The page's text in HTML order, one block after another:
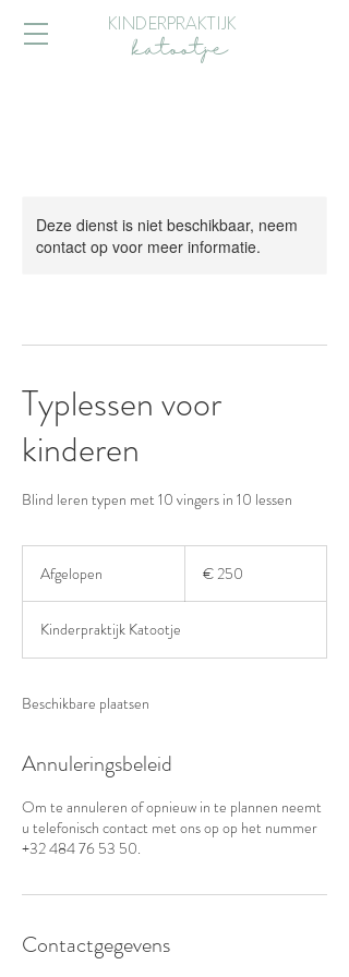
KINDERPRAKTIJK
katootje
Deze dienst is niet beschikbaar, neem
contact op voor meer informatie.
Typlessen voor
kinderen
Blind leren typen met 10 vingers in 10 lessen
Afgelopen
e
l
p
€ 250
Kinderpraktijk Katootje
Beschikbare plaatsen
Annuleringsbeleid
Om te annuleren of opnieuw in te plannen neemt
u telefonisch contact met ons op op het nummer
+32 484 76 53 50.
Contactgegevens